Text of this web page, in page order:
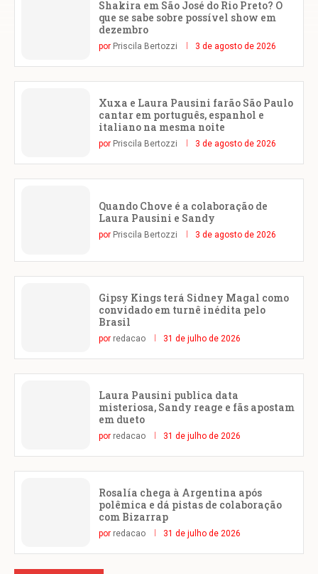
Shakira em São José do Rio Preto? O
que se sabe sobre possível show em
dezembro
por Priscila Bertozzi 3 de agosto de 2026
Xuxa e Laura Pausini farão São Paulo
cantar em português, espanhol e
italiano na mesma noite
por Priscila Bertozzi 3 de agosto de 2026
Quando Chove é a colaboração de
Laura Pausini e Sandy
por Priscila Bertozzi 3 de agosto de 2026
Gipsy Kings terá Sidney Magal como
convidado em turnê inédita pelo
Brasil
por redacao 31 de julho de 2026
Laura Pausini publica data
misteriosa, Sandy reage e fãs apostam
em dueto
por redacao 31 de julho de 2026
Rosalía chega à Argentina após
polêmica e dá pistas de colaboração
com Bizarrap
por redacao 31 de julho de 2026